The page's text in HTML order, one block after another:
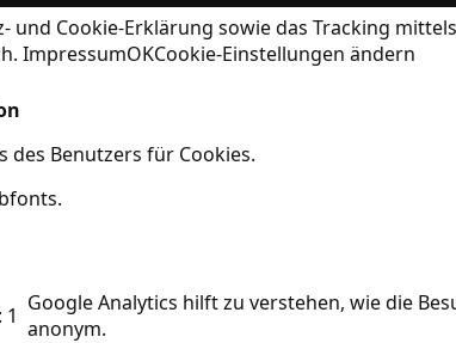
und Cookie-Erklärung sowie das Tracking
ImpressumOKCookie-Einstellungen ändern
Benutzers für Cookies.
Google Analytics hilft zu verstehen, wie die
anonym.